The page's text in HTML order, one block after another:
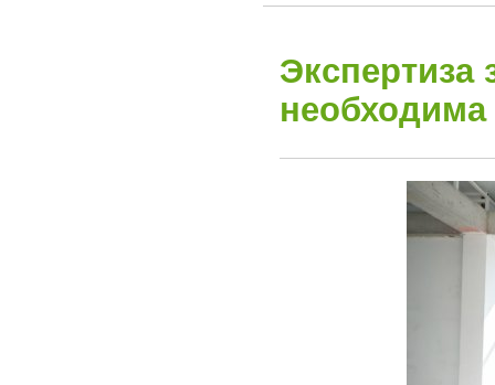
Экспертиза
необходима